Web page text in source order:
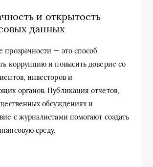
и открытость
данных
прозрачности — это способ
коррупцию и повысить доверие со
инвесторов и
органов. Публикация отчетов,
обсуждениях и
с журналистами помогают создать
среду.